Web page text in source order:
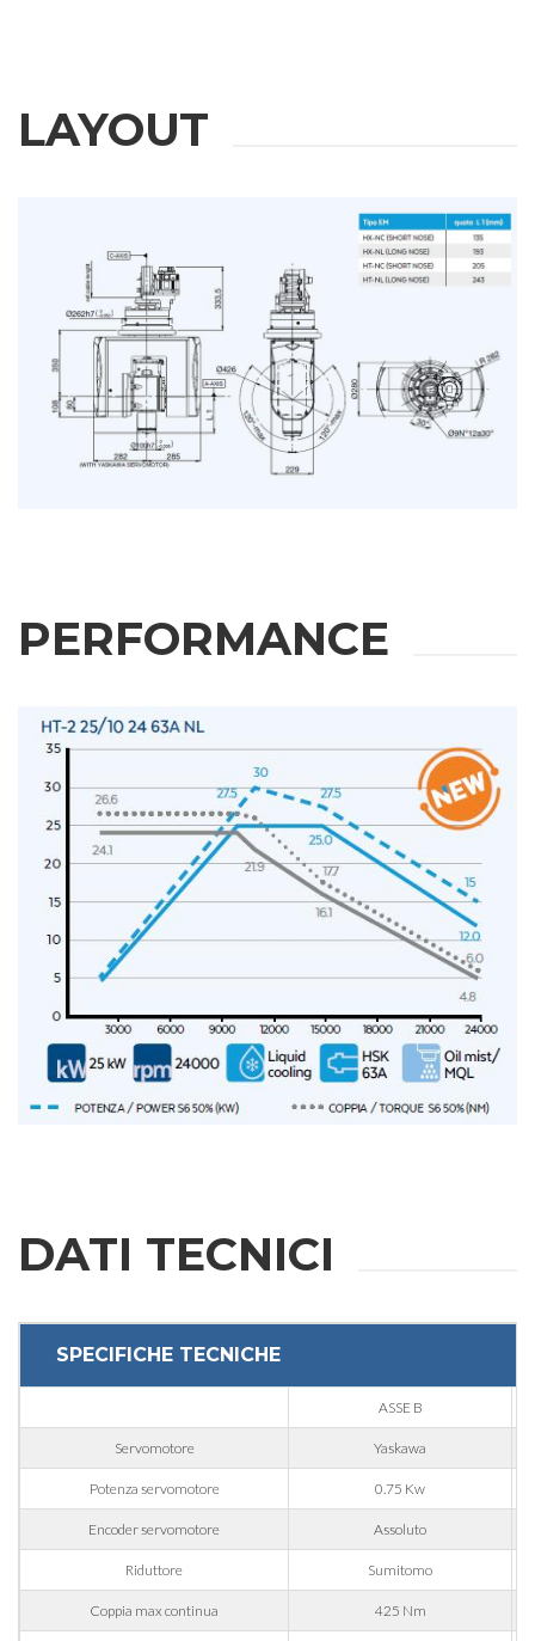
RICHIESTA
INFORMAZIONI
Compila i campi richiesti per essere ricontattato
Nome
Azienda
LAYOUT
PERFORMANCE
DATI TECNICI
SPECIFICHE TECNICHE
ASSE B
Servomotore Yaskawa
Potenza servomotore 0.75 Kw
Encoder servomotore Assoluto
Riduttore Sumitomo
Coppia max continua 425 Nm